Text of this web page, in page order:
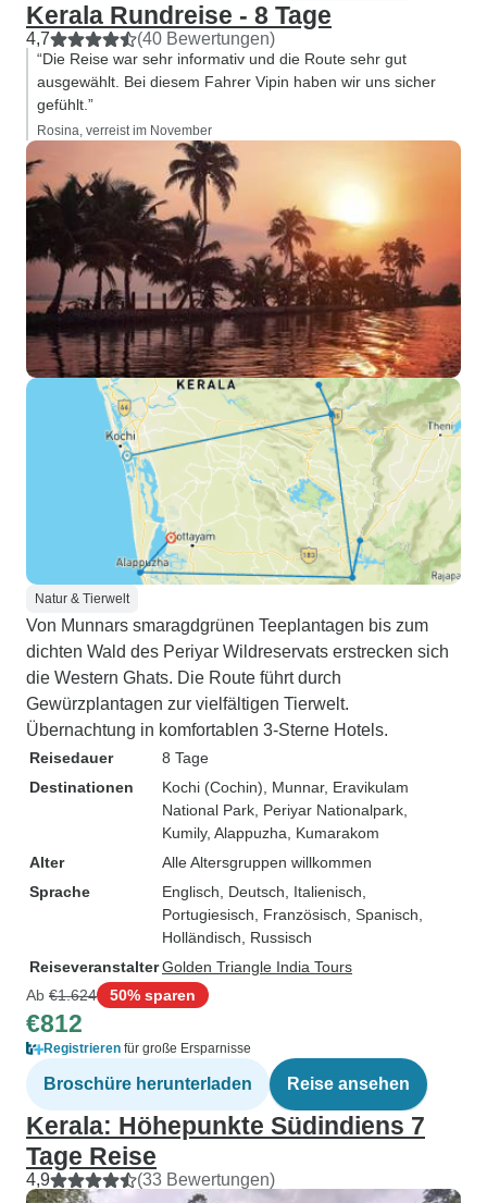
Kerala Rundreise - 8 Tage
4,7 (40 Bewertungen)
“Die Reise war sehr informativ und die Route sehr gut
ausgewählt. Bei diesem Fahrer Vipin haben wir uns sicher
gefühlt.”
Rosina, verreist im November
Natur & Tierwelt
Von Munnars smaragdgrünen Teeplantagen bis zum
dichten Wald des Periyar Wildreservats erstrecken sich
die Western Ghats. Die Route führt durch
Gewürzplantagen zur vielfältigen Tierwelt.
Übernachtung in komfortablen 3-Sterne Hotels.
Reisedauer
8 Tage
Destinationen
Kochi (Cochin) , Munnar, Eravikulam
National Park , Periyar Nationalpark
Kumily, Alappuzha , Kumarakom
Alter
Alle Altersgruppen willkommen
Sprache
Englisch, Deutsch, Italienisch,
Portugiesisch, Französisch, Spanisch,
Holländisch, Russisch
ReiseveranstalterGolden Triangle India Tours
Ab €1.624 50% sparen
€812
Registrieren für große Ersparnisse
Broschüre herunterladen Reise ansehen
Kerala: Höhepunkte Südindiens 7
Tage Reise
4,9 (33 Bewertungen)